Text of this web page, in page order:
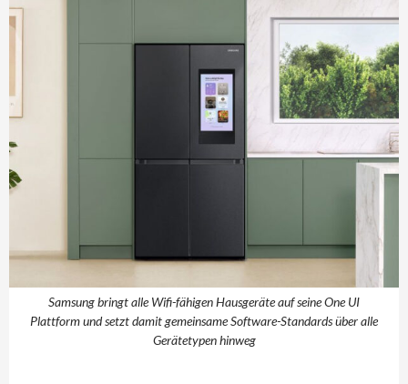
Samsung bringt alle Wifi-fähigen Hausgeräte auf seine One UI
Plattform und setzt damit gemeinsame Software-Standards über alle
Gerätetypen hinweg